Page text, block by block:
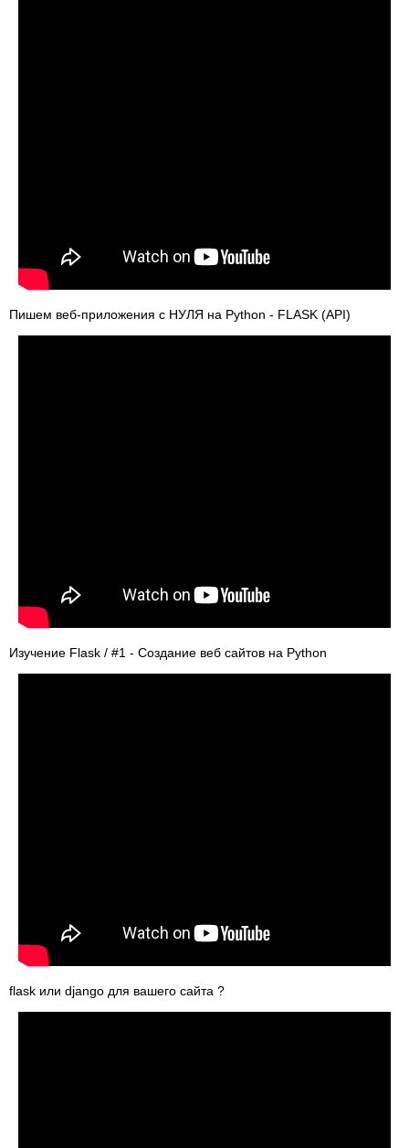
Пишем веб-приложения с НУЛЯ на Python - FLASK (API)
Изучение Flask / #1 - Создание веб сайтов на Python
flask или django для вашего сайта ?